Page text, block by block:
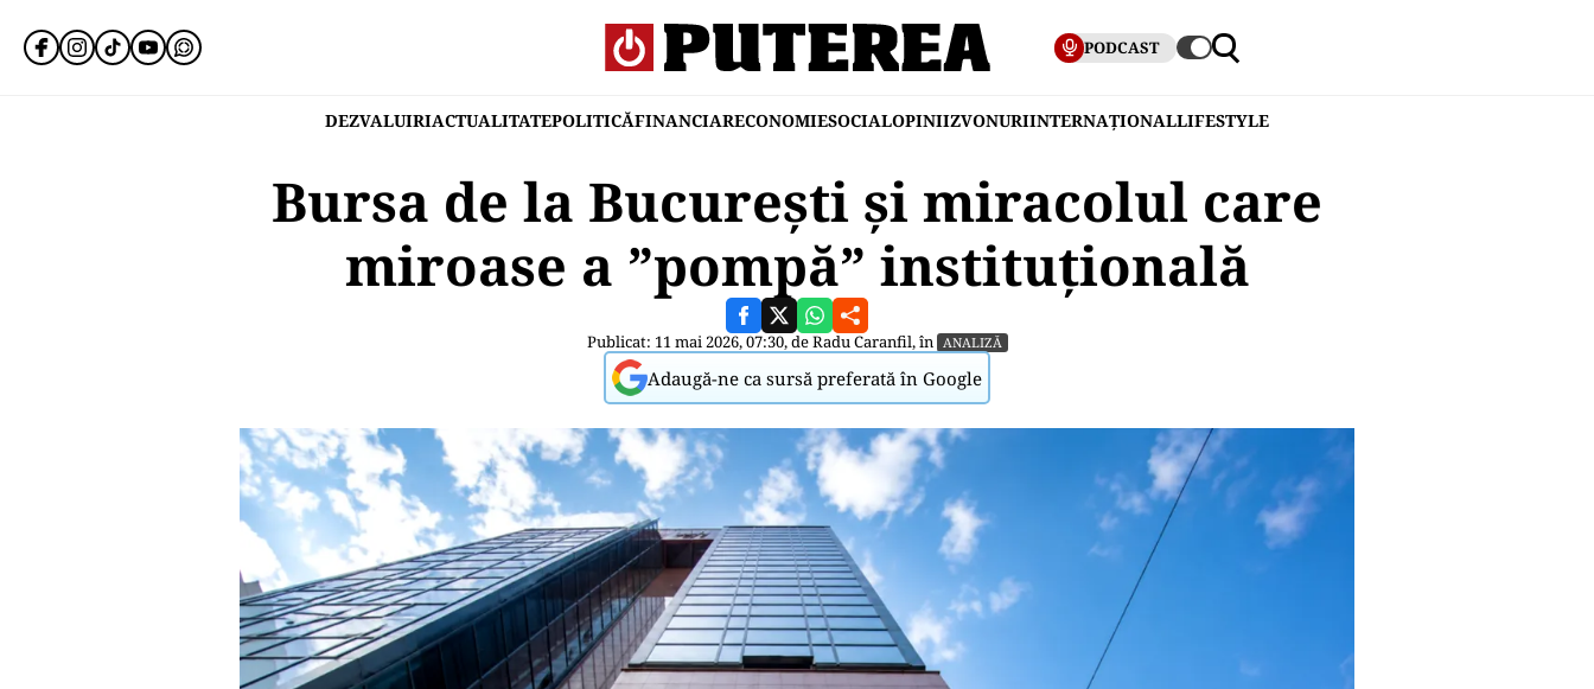
PODCAST
DEZVALUIRIACTUALITATEPOLITICĂFINANCIARECONOMIESOCIALOPINIIZVONURIINTERNAȚIONALLIFESTYLE
Bursa de la București și miracolul care
miroase a ”pompă” instituțională
Publicat: 11 mai 2026, 07:30, deRadu Caranfil, în ANALIZĂ
Adaugă-ne ca sursă preferată în Google